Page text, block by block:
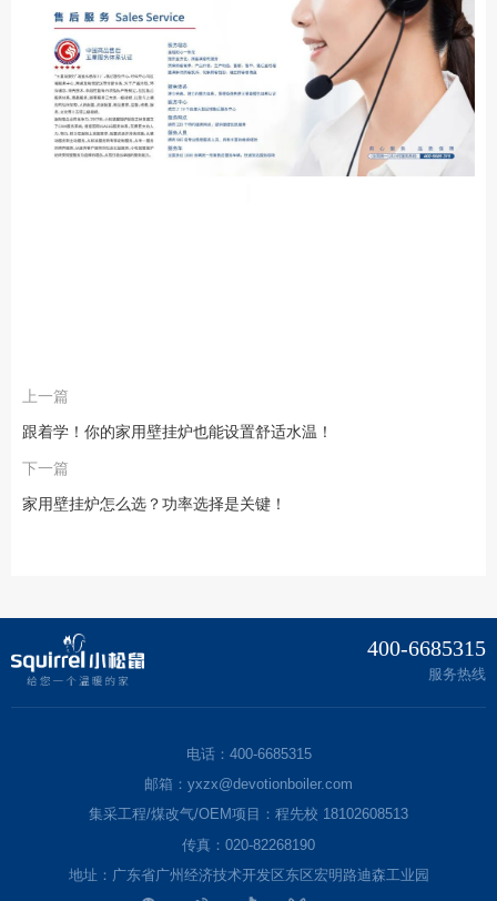
上一篇
跟着学！你的家用壁挂炉也能设置舒适水温！
下一篇
家用壁挂炉怎么选？功率选择是关键！
400-6685315
服务热线
电话：400-6685315
邮箱：yxzx@devotionboiler.com
集采工程/煤改气/OEM项目：程先校 18102608513
传真：020-82268190
地址：广东省广州经济技术开发区东区宏明路迪森工业园